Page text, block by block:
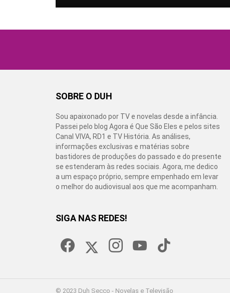
SOBRE O DUH
Sou apaixonado por TV e novelas desde a infância.
Passei pelo blog Agora é Que São Eles e pelos sites
Canal VIVA, RD1 e TV História. As análises,
informações exclusivas e matérias sobre
bastidores de produções do passado e do presente
se estenderam às redes sociais. Agora, me dedico
a um espaço próprio, sempre empenhado em levar
o melhor do audiovisual aos que me acompanham.
SIGA NAS REDES!
© 2023 Duh Secco - Novelas e Televisão